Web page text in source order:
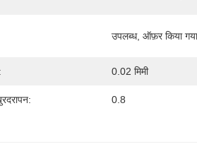
उपलब्ध, ऑफ़र किया
0.02 मिमी
0.8